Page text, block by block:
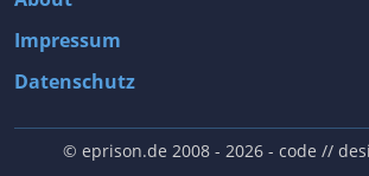
Impressum
Datenschutz
© eprison.de 2008 - 2026- code //